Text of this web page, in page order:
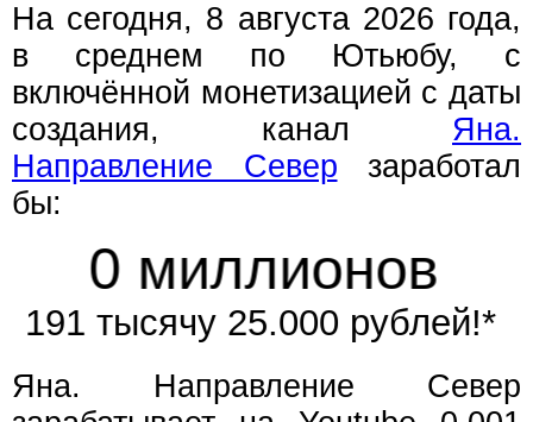
На сегодня, 8 августа 2026 года,
в среднем по Ютьюбу, с
включённой монетизацией с даты
создания, канал Яна.
Направление Север заработал
бы:
0 миллионов
191 тысячу 25.000 рублей!*
Яна. Направление Север